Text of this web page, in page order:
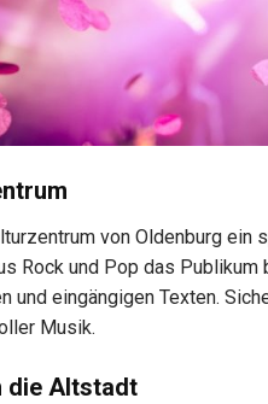
von Oldenburg ein
Rock und Pop das
und eingängigen Texten.
Musik.
die Altstadt